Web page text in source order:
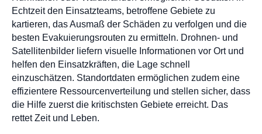
Echtzeit den Einsatzteams, betroffene Gebiete zu
kartieren, das Ausmaß der Schäden zu verfolgen und die
besten Evakuierungsrouten zu ermitteln. Drohnen- und
Satellitenbilder liefern visuelle Informationen vor Ort und
helfen den Einsatzkräften, die Lage schnell
einzuschätzen. Standortdaten ermöglichen zudem eine
effizientere Ressourcenverteilung und stellen sicher, dass
die Hilfe zuerst die kritischsten Gebiete erreicht. Das
rettet Zeit und Leben.